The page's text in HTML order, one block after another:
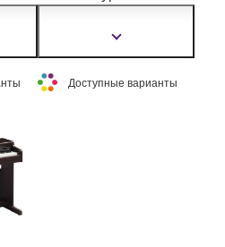
рояля Yamaha CFX.
Показать
Доступные варианты